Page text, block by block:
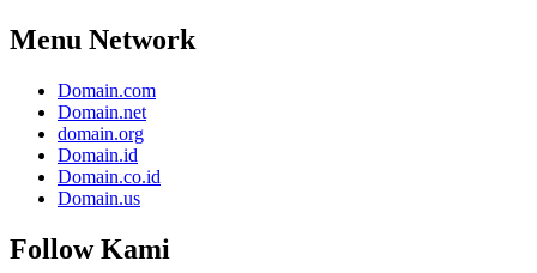
Menu Network
Domain.com
Domain.net
domain.org
Domain.id
Domain.co.id
Domain.us
Follow Kami